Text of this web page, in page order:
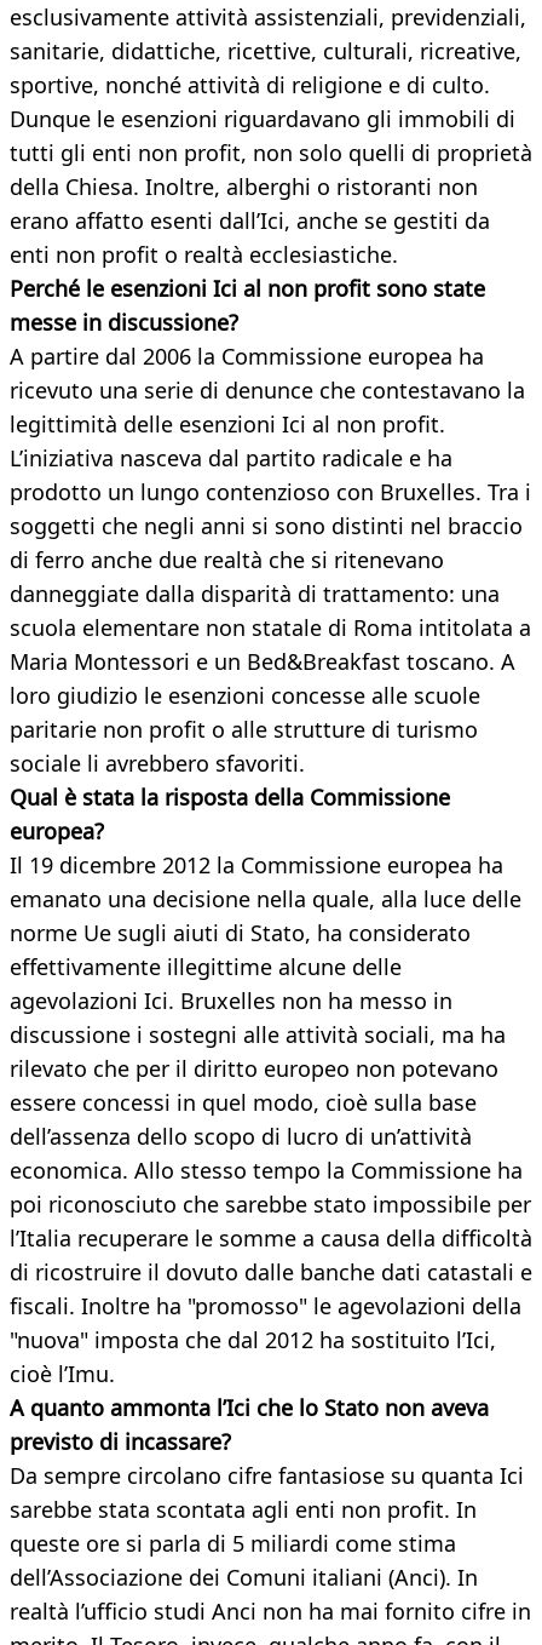
esclusivamente attività assistenziali, previdenziali,
sanitarie, didattiche, ricettive, culturali, ricreative,
sportive, nonché attività di religione e di culto.
Dunque le esenzioni riguardavano gli immobili di
tutti gli enti non profit, non solo quelli di proprietà
della Chiesa. Inoltre, alberghi o ristoranti non
erano affatto esenti dall’Ici, anche se gestiti da
enti non profit o realtà ecclesiastiche.
Perché le esenzioni Ici al non profit sono state
messe in discussione?
A partire dal 2006 la Commissione europea ha
ricevuto una serie di denunce che contestavano la
legittimità delle esenzioni Ici al non profit.
L’iniziativa nasceva dal partito radicale e ha
prodotto un lungo contenzioso con Bruxelles. Tra i
soggetti che negli anni si sono distinti nel braccio
di ferro anche due realtà che si ritenevano
danneggiate dalla disparità di trattamento: una
scuola elementare non statale di Roma intitolata a
Maria Montessori e un Bed&Breakfast toscano. A
loro giudizio le esenzioni concesse alle scuole
paritarie non profit o alle strutture di turismo
sociale li avrebbero sfavoriti.
Qual è stata la risposta della Commissione
europea?
Il 19 dicembre 2012 la Commissione europea ha
emanato una decisione nella quale, alla luce delle
norme Ue sugli aiuti di Stato, ha considerato
effettivamente illegittime alcune delle
agevolazioni Ici. Bruxelles non ha messo in
discussione i sostegni alle attività sociali, ma ha
rilevato che per il diritto europeo non potevano
essere concessi in quel modo, cioè sulla base
dell’assenza dello scopo di lucro di un’attività
economica. Allo stesso tempo la Commissione ha
poi riconosciuto che sarebbe stato impossibile per
l’Italia recuperare le somme a causa della difficoltà
di ricostruire il dovuto dalle banche dati catastali e
fiscali. Inoltre ha "promosso" le agevolazioni della
"nuova" imposta che dal 2012 ha sostituito l’Ici,
cioè l’Imu.
A quanto ammonta l’Ici che lo Stato non aveva
previsto di incassare?
Da sempre circolano cifre fantasiose su quanta Ici
sarebbe stata scontata agli enti non profit. In
queste ore si parla di 5 miliardi come stima
dell’Associazione dei Comuni italiani (Anci). In
realtà l’ufficio studi Anci non ha mai fornito cifre in